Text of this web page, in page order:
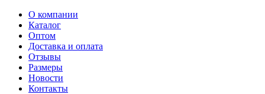
Skip
content
О компании
Каталог
Оптом
Доставка и оплата
Отзывы
Размеры
Новости
Контакты